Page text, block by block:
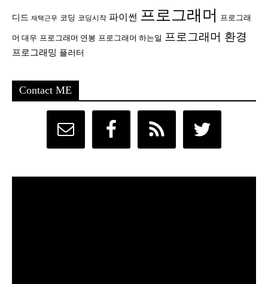
디드 재택근무 코딩 코딩시작 파이썬 프로그래머 프로그래
머 대우 프로그래머 연봉 프로그래머 하는일 프로그래머 환경
프로그래밍 플러터
Contact ME